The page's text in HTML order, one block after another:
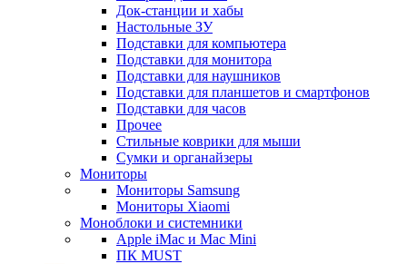
Док-станции и хабы
Настольные ЗУ
Подставки для компьютера
Подставки для монитора
Подставки для наушников
Подставки для планшетов и смартфонов
Подставки для часов
Прочее
Стильные коврики для мыши
Сумки и органайзеры
Мониторы
Мониторы Samsung
Мониторы Xiaomi
Моноблоки и системники
Apple iMac и Mac Mini
ПК MUST